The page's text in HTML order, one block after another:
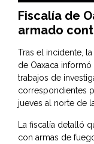
Fiscalía de
armado
Tras el incidente,
de Oaxaca
trabajos de
correspondientes
jueves al norte de
La fiscalía detalló
con armas de